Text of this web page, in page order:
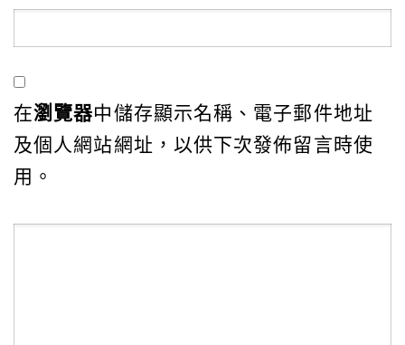
在瀏覽器中儲存顯示名稱、電子郵件地址
及個人網站網址，以供下次發佈留言時使
用。